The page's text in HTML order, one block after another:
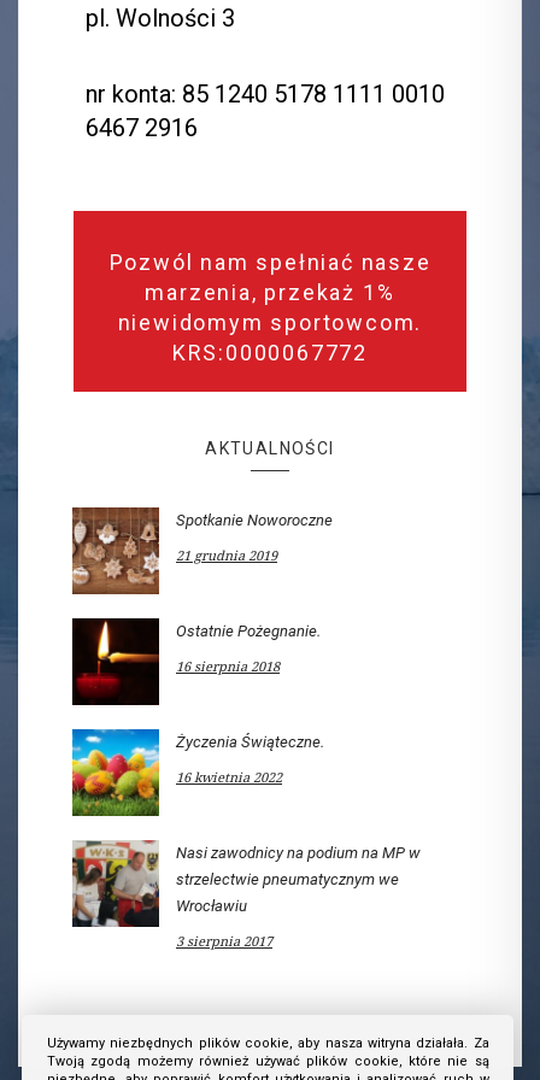
pl. Wolności 3
nr konta: 85 1240 5178 1111 0010
6467 2916
Pozwól nam spełniać nasze
marzenia, przekaż 1%
niewidomym sportowcom.
KRS:0000067772
AKTUALNOŚCI
Spotkanie Noworoczne
21 grudnia 2019
Ostatnie Pożegnanie.
16 sierpnia 2018
Życzenia Świąteczne.
16 kwietnia 2022
Nasi zawodnicy na podium na MP w
strzelectwie pneumatycznym we
Wrocławiu
3 sierpnia 2017
Używamy niezbędnych plików cookie, aby nasza witryna działała. Za
Twoją zgodą możemy również używać plików cookie, które nie są